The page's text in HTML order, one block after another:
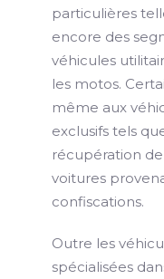
particulières
encore des
véhicules
les motos.
même aux
exclusifs tels
récupération
voitures
confiscations.
Outre les
spécialisées